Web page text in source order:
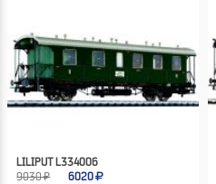
LILIPUT L334006
9030 ₽
6020